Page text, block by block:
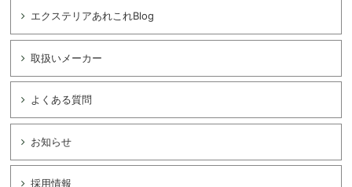
エクステリアあれこれBlog
取扱いメーカー
よくある質問
お知らせ
採用情報